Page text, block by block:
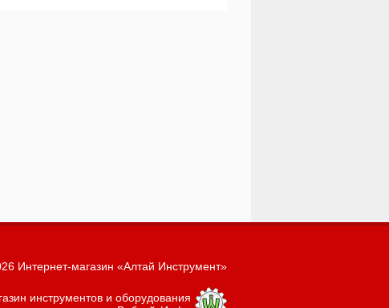
Интернет-магазин «Алтай Инструмент»
инструментов и оборудования